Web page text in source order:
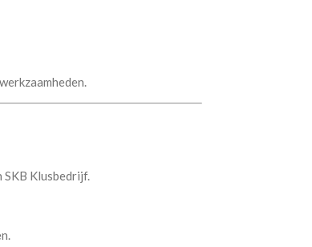
SKB Klusbedrijf.